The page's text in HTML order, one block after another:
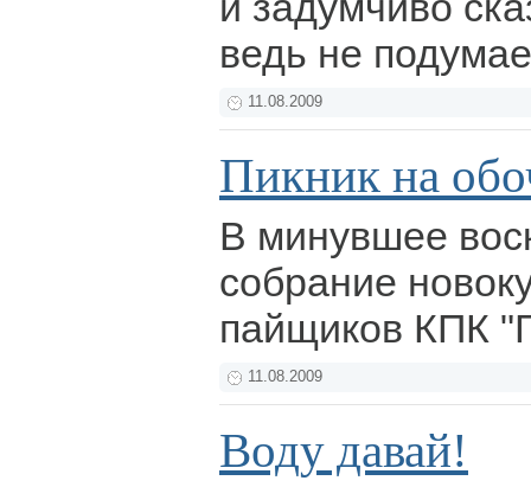
ведь не
11.08.2009
Пикник на
В минувшее
собрание
пайщиков КПК
11.08.2009
Воду давай!